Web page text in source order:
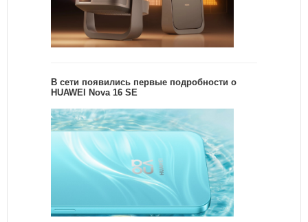
В сети появились первые подробности о
HUAWEI Nova 16 SE